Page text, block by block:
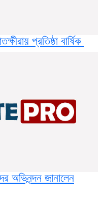
প্রতিষ্ঠা বার্ষিক
অভিনন্দন জানালেন